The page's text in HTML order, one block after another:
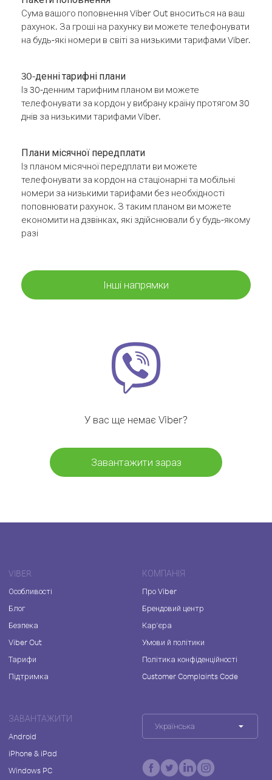
Сума вашого поповнення Viber Out вноситься на ваш
рахунок. За гроші на рахунку ви можете телефонувати
на будь-які номери в світі за низькими тарифами Viber.
30-денні тарифні плани
Із 30-денним тарифним планом ви можете
телефонувати за кордон у вибрану країну протягом 30
днів за низькими тарифами Viber.
Плани місячної передплати
Із планом місячної передплати ви можете
телефонувати за кордон на стаціонарні та мобільні
номери за низькими тарифами без необхідності
поповнювати рахунок. З таким планом ви можете
економити на дзвінках, які здійснювали б у будь-якому
разі
Інші напрямки
У вас ще немає Viber?
Завантажити зараз
VIBER
Особливості
Блог
Безпека
Viber Out
Тарифи
Підтримка
КОМПАНІЯ
Про Viber
Брендовий центр
Кар'єра
Умови й політики
Політика конфіденційності
Customer Complaints Code
ЗАВАНТАЖИТИ
Android
iPhone & iPad
Windows PC
Українська